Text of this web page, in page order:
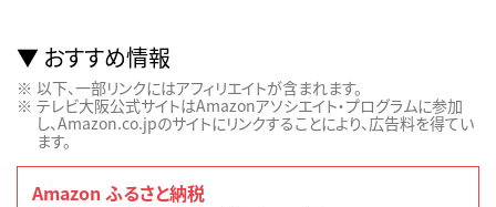
おすすめ情報
以下、一部リンクにはアフィリエイトが含まれます。
テレビ大阪公式サイトはAmazonアソシエイト・プログラムに参加
し、Amazon.co.jpのサイトにリンクすることにより、広告料を得てい
ます。
Amazon ふるさと納税